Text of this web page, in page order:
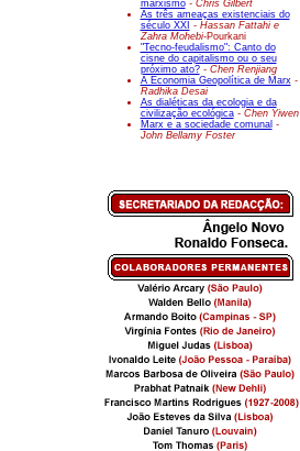
marxismo- Chris Gilbert
As três ameaças existenciais do
século XXI - Hassan Fattahi e
Zahra Mohebi-Pourkani
"Tecno-feudalismo": Canto do
cisne do capitalismo ou o seu
próximo ato? - Chen Renjiang
A Economia Geopolítica de Marx-
Radhika Desai
As dialéticas da ecologia e da
civilização ecológica - Chen Yiwen
Marx e a sociedade comunal -
John Bellamy Foster